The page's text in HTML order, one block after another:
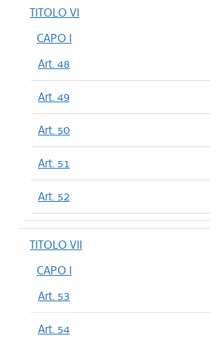
TITOLO VI
CAPO I
Art. 48
Art. 49
Art. 50
Art. 51
Art. 52
TITOLO VII
CAPO I
Art. 53
Art. 54